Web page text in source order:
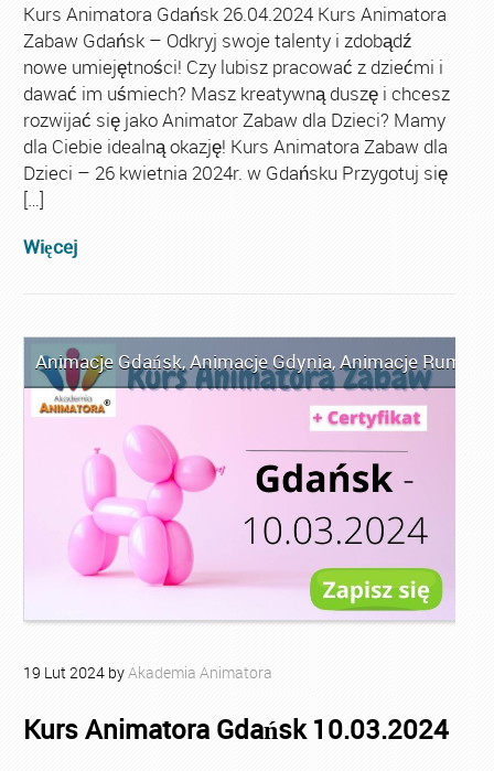
Kurs Animatora Gdańsk 26.04.2024 Kurs Animatora
Zabaw Gdańsk – Odkryj swoje talenty i zdobądź
nowe umiejętności! Czy lubisz pracować z dziećmi i
dawać im uśmiech? Masz kreatywną duszę i chcesz
rozwijać się jako Animator Zabaw dla Dzieci? Mamy
dla Ciebie idealną okazję! Kurs Animatora Zabaw dla
Dzieci – 26 kwietnia 2024r. w Gdańsku Przygotuj się
[…]
Więcej
Animacje Gdańsk,Animacje Gdynia,Animacje Rumia
19 Lut2024 byAkademia Animatora
Kurs Animatora Gdańsk 10.03.2024